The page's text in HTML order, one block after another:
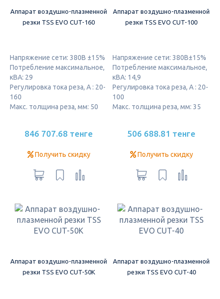
Аппарат воздушно-плазменной
резки TSS EVO CUT-160
Напряжение сети: 380В ±15%
Потребление максимальное,
кВА: 29
Регулировка тока реза, А : 20-
160
Макс. толщина реза, мм: 50
846 707.68 тенге
Получить скидку
Аппарат воздушно-плазменной
резки TSS EVO CUT-100
Напряжение сети: 380В±15%
Потребление максимальное,
кВА: 14,9
Регулировка тока реза, А : 20-
100
Макс. толщина реза, мм: 35
506 688.81 тенге
Получить скидку
Аппарат воздушно-плазменной
резки TSS EVO CUT-50K
Аппарат воздушно-плазменной
резки TSS EVO CUT-40